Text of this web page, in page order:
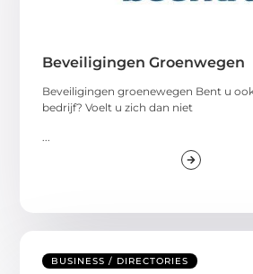
Beveiligingen Groenwegen
Beveiligingen groenewegen Bent u
bedrijf? Voelt u zich dan niet
BUSINESS / DIRECTORIES